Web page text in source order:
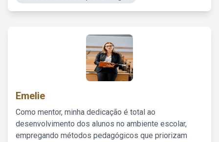
Emelie
Como mentor, minha dedicação é total ao
desenvolvimento dos alunos no ambiente escolar,
empregando métodos pedagógicos que priorizam